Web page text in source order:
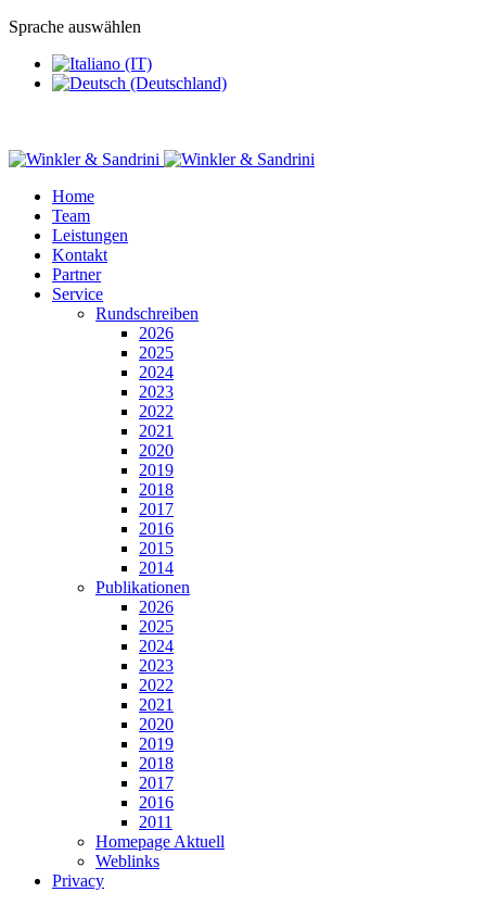
Sprache auswählen
Home
Team
Leistungen
Kontakt
Partner
Service
Rundschreiben
2026
2025
2024
2023
2022
2021
2020
2019
2018
2017
2016
2015
2014
Publikationen
2026
2025
2024
2023
2022
2021
2020
2019
2018
2017
2016
2011
Homepage Aktuell
Weblinks
Privacy